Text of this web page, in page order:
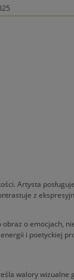
Artysta
z
o emocjach,
i poetyckiej
walory wizualne